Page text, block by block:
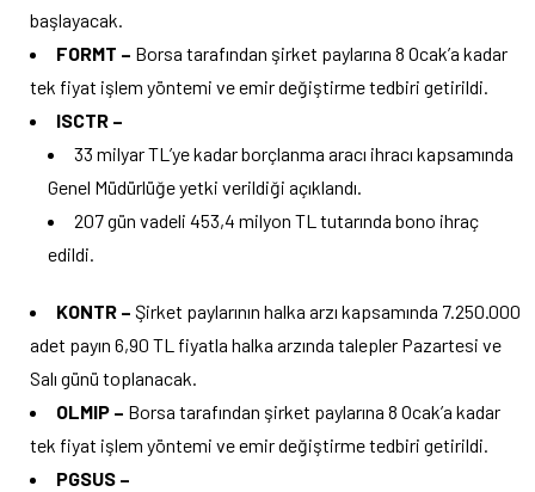
başlayacak.
FORMT – Borsa tarafından şirket paylarına 8 Ocak’a kadar
tek fiyat işlem yöntemi ve emir değiştirme tedbiri getirildi.
ISCTR –
33 milyar TL’ye kadar borçlanma aracı ihracı kapsamında
Genel Müdürlüğe yetki verildiği açıklandı.
207 gün vadeli 453,4 milyon TL tutarında bono ihraç
edildi.
KONTR – Şirket paylarının halka arzı kapsamında 7.250.000
adet payın 6,90 TL fiyatla halka arzında talepler Pazartesi ve
Salı günü toplanacak.
OLMIP – Borsa tarafından şirket paylarına 8 Ocak’a kadar
tek fiyat işlem yöntemi ve emir değiştirme tedbiri getirildi.
PGSUS –